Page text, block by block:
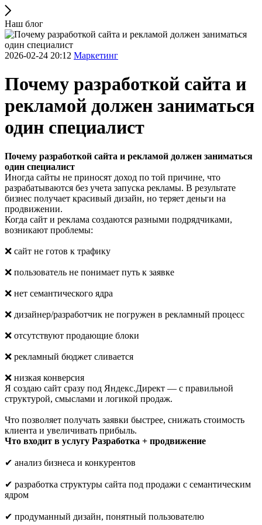
Наш блог
2026-02-24 20:12 Маркетинг
Почему разработкой сайта и
рекламой должен заниматься
один специалист
Почему разработкой сайта и рекламой должен заниматься
один специалист
Иногда сайты не приносят доход по той причине, что
разрабатываются без учета запуска рекламы. В результате
бизнес получает красивый дизайн, но теряет деньги на
продвижении.
Когда сайт и реклама создаются разными подрядчиками,
возникают проблемы:
❌ сайт не готов к трафику
❌ пользователь не понимает путь к заявке
❌ нет семантического ядра
❌ дизайнер/разработчик не погружен в рекламный процесс
❌ отсутствуют продающие блоки
❌ рекламный бюджет сливается
❌ низкая конверсия
Я создаю сайт сразу под Яндекс.Директ — с правильной
структурой, смыслами и логикой продаж.
Что позволяет получать заявки быстрее, снижать стоимость
клиента и увеличивать прибыль.
Что входит в услугу Разработка + продвижение
✔ анализ бизнеса и конкурентов
✔ разработка структуры сайта под продажи с семантическим
ядром
✔ продуманный дизайн, понятный пользователю